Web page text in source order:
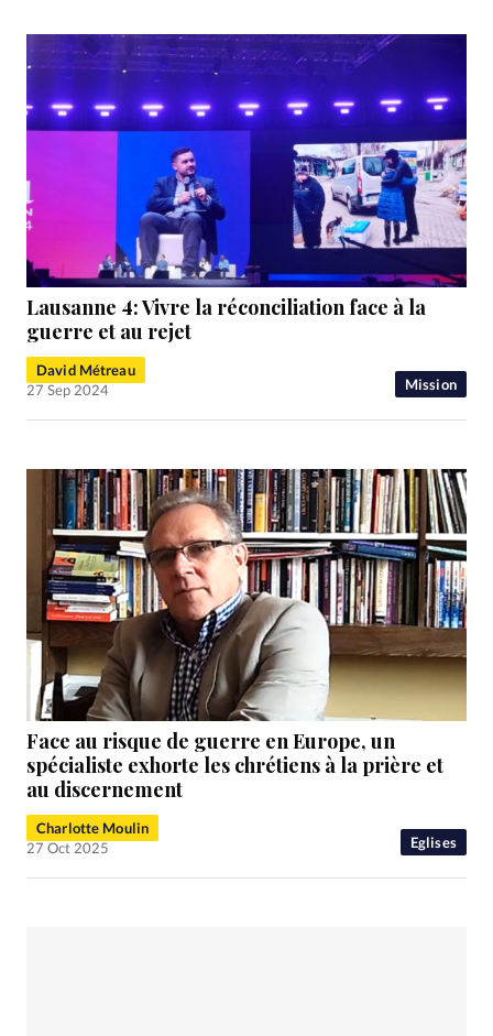
Mission
Lausanne 4: Vivre la réconciliation face à la
guerre et au rejet
David Métreau
27 Sep 2024
Eglises
Face au risque de guerre en Europe, un
spécialiste exhorte les chrétiens à la prière et
au discernement
Charlotte Moulin
27 Oct 2025